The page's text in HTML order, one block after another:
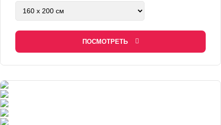
ПОСМОТРЕТЬ